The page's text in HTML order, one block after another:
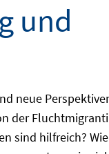
und
neue
der
sind hilfreich?